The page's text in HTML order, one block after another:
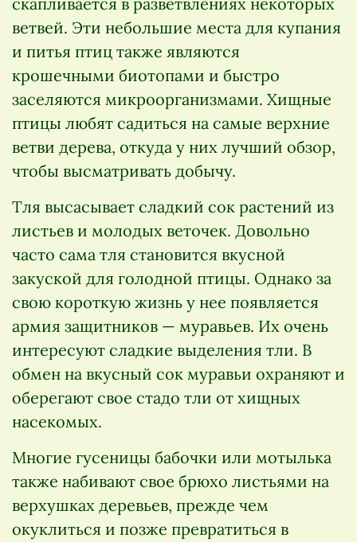
ветвей. Эти небольшие места для купания
и питья птиц также являются
крошечными биотопами и быстро
заселяются микроорганизмами. Хищные
птицы любят садиться на самые верхние
ветви дерева, откуда у них лучший обзор,
чтобы высматривать добычу.
Тля высасывает сладкий сок растений из
листьев и молодых веточек. Довольно
часто сама тля становится вкусной
закуской для голодной птицы. Однако за
свою короткую жизнь у нее появляется
армия защитников — муравьев. Их очень
интересуют сладкие выделения тли. В
обмен на вкусный сок муравьи охраняют и
оберегают свое стадо тли от хищных
насекомых.
Многие гусеницы бабочки или мотылька
также набивают свое брюхо листьями на
верхушках деревьев, прежде чем
окуклиться и позже превратиться в